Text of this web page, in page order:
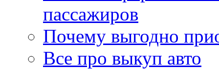
пассажиров
Почему выгодно
Все про выкуп авто